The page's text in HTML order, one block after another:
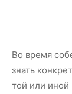
Во время
знать
той или